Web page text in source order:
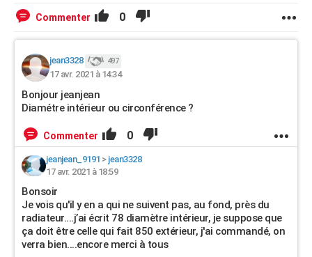
Commenter 0
jean3328 497
17 avr. 2021 à 14:34
Bonjour jeanjean
Diamétre intérieur ou circonférence ?
Commenter 0
jeanjean_9191 > jean3328
17 avr. 2021 à 18:59
Bonsoir
Je vois qu'il y en a qui ne suivent pas, au fond, près du
radiateur....j’ai écrit 78 diamètre intérieur, je suppose que
ça doit être celle qui fait 850 extérieur, j'ai commandé, on
verra bien....encore merci à tous